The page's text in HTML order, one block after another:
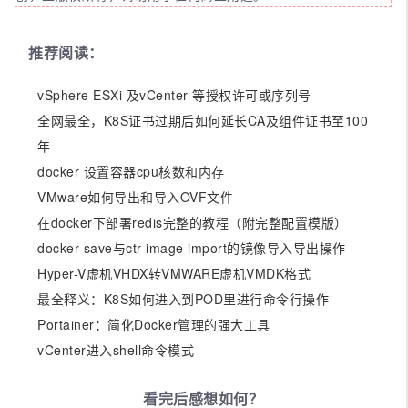
推荐阅读：
vSphere ESXi 及vCenter 等授权许可或序列号
全网最全，K8S证书过期后如何延长CA及组件证书至100
年
docker 设置容器cpu核数和内存
VMware如何导出和导入OVF文件
在docker下部署redis完整的教程（附完整配置模版）
docker save与ctr image import的镜像导入导出操作
Hyper-V虚机VHDX转VMWARE虚机VMDK格式
最全释义：K8S如何进入到POD里进行命令行操作
Portainer：简化Docker管理的强大工具
vCenter进入shell命令模式
看完后感想如何？